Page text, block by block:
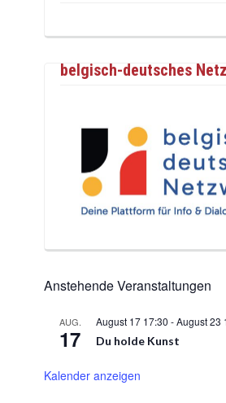
belgisch-deutsches
Anstehende Veranstaltungen
AUG.
17
August 17 17:30 -August 23
Du holde Kunst
Kalender anzeigen